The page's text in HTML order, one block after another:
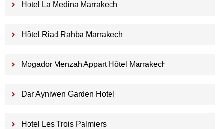
Hotel La Medina Marrakech
Hôtel Riad Rahba Marrakech
Mogador Menzah Appart Hôtel Marrakech
Dar Ayniwen Garden Hotel
Hotel Les Trois Palmiers